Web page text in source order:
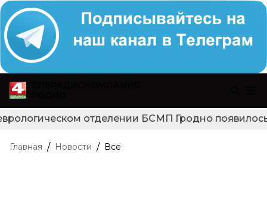
отделении БСМП Гродно
Главная / Новости / Все